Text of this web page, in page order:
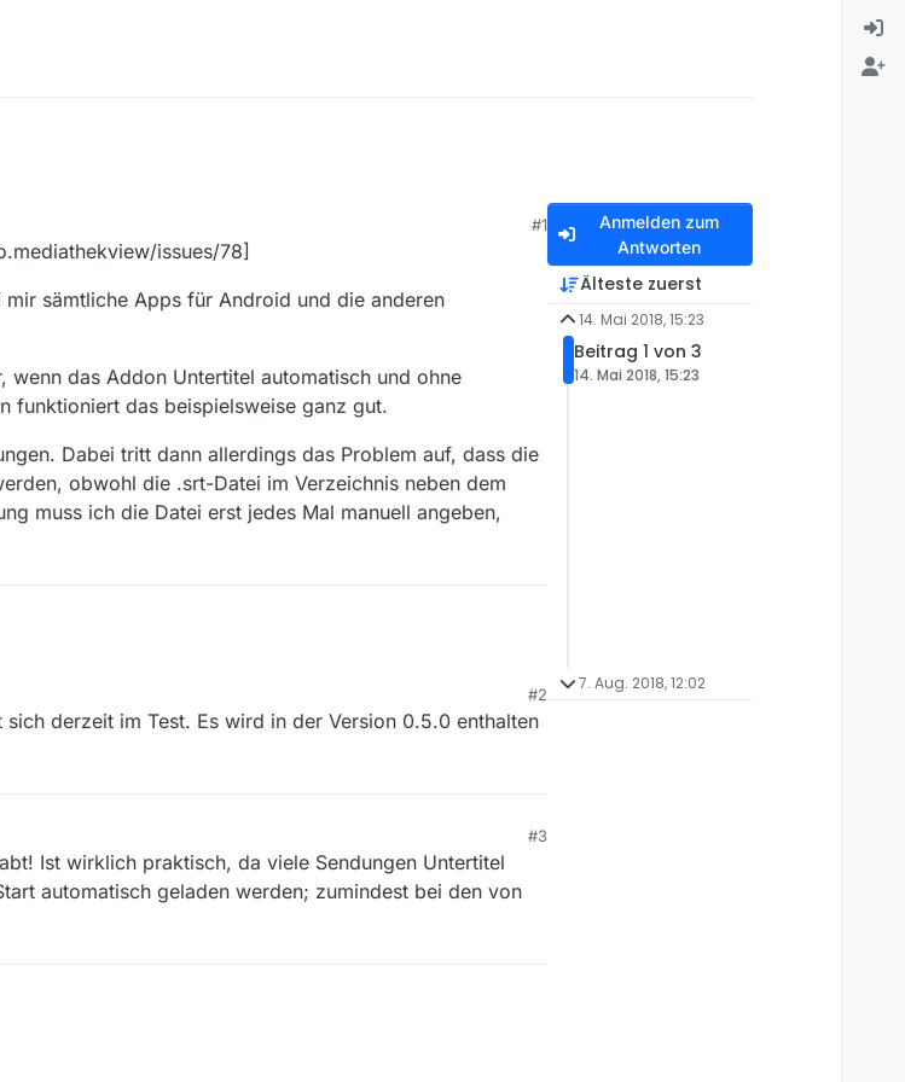
#1
issues/78]
sämtliche Apps für Android und die anderen
das Addon Untertitel automatisch und ohne
funktioniert das beispielsweise ganz gut.
Dabei tritt dann allerdings das Problem auf, dass die
obwohl die .srt-Datei im Verzeichnis neben dem
muss ich die Datei erst jedes Mal manuell angeben,
#2
derzeit im Test. Es wird in der Version 0.5.0 enthalten
#3
Ist wirklich praktisch, da viele Sendungen Untertitel
automatisch geladen werden; zumindest bei den von
Anmelden zum
Antworten
Älteste zuerst
14. Mai 2018, 15:23
Beitrag 1 von 3
14. Mai 2018, 15:23
7. Aug. 2018, 12:02